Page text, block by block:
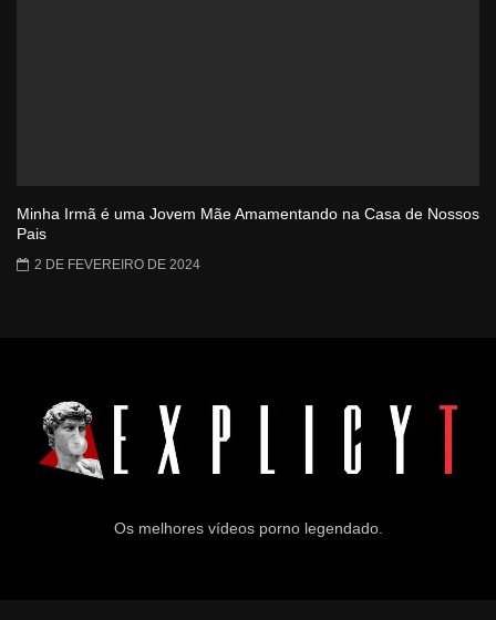
Minha Irmã é uma Jovem Mãe Amamentando na Casa de Nossos
Pais
2 DE FEVEREIRO DE 2024
Os melhores vídeos porno legendado.